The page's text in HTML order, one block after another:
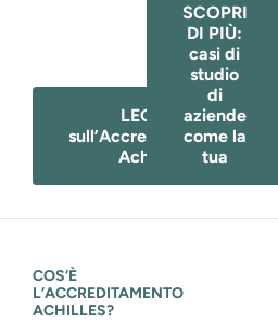
LEGGI:
sull’Accreditamento
Achilles
SCOPRI
DI PIÙ:
casi di
studio
di
aziende
come la
tua
COS’È
L’ACCREDITAMENTO
ACHILLES?